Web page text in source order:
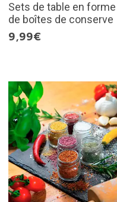
Sets de table en forme
de boîtes de conserve
9,99€